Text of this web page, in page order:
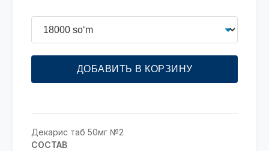
ДОБАВИТЬ В КОРЗИНУ
Декарис таб 50мг №2
СОСТАВ